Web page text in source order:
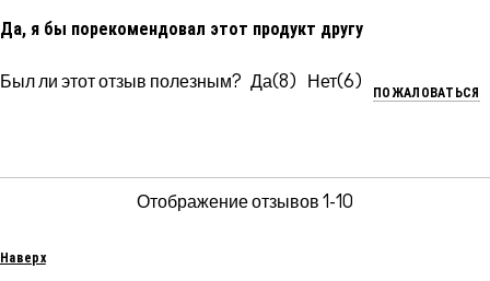
Да, я бы порекомендовал этот продукт другу
Был ли этот отзыв полезным? 8 6
ПОЖАЛОВАТЬСЯ
Отображение отзывов 1-10
Наверх